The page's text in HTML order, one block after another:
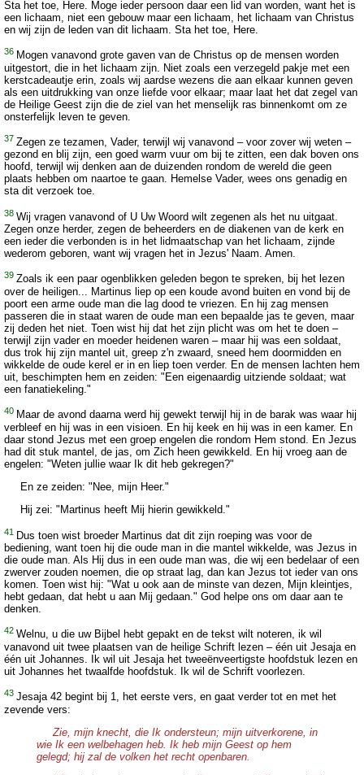
Sta het toe, Here. Moge ieder persoon daar een lid van worden, want het is
een lichaam, niet een gebouw maar een lichaam, het lichaam van Christus
en wij zijn de leden van dit lichaam. Sta het toe, Here.
36 Mogen vanavond grote gaven van de Christus op de mensen worden
uitgestort, die in het lichaam zijn. Niet zoals een verzegeld pakje met een
kerstcadeautje erin, zoals wij aardse wezens die aan elkaar kunnen geven
als een uitdrukking van onze liefde voor elkaar; maar laat het dat zegel van
de Heilige Geest zijn die de ziel van het menselijk ras binnenkomt om ze
onsterfelijk leven te geven.
37 Zegen ze tezamen, Vader, terwijl wij vanavond – voor zover wij weten –
gezond en blij zijn, een goed warm vuur om bij te zitten, een dak boven ons
hoofd, terwijl wij denken aan de duizenden rondom de wereld die geen
plaats hebben om naartoe te gaan. Hemelse Vader, wees ons genadig en
sta dit verzoek toe.
38 Wij vragen vanavond of U Uw Woord wilt zegenen als het nu uitgaat.
Zegen onze herder, zegen de beheerders en de diakenen van de kerk en
een ieder die verbonden is in het lidmaatschap van het lichaam, zijnde
wederom geboren, want wij vragen het in Jezus' Naam. Amen.
39 Zoals ik een paar ogenblikken geleden begon te spreken, bij het lezen
over de heiligen... Martinus liep op een koude avond buiten en vond bij de
poort een arme oude man die lag dood te vriezen. En hij zag mensen
passeren die in staat waren de oude man een bepaalde jas te geven, maar
zij deden het niet. Toen wist hij dat het zijn plicht was om het te doen –
terwijl zijn vader en moeder heidenen waren – maar hij was een soldaat,
dus trok hij zijn mantel uit, greep z'n zwaard, sneed hem doormidden en
wikkelde de oude kerel er in en liep toen verder. En de mensen lachten hem
uit, beschimpten hem en zeiden: "Een eigenaardig uitziende soldaat; wat
een fanatiekeling."
40 Maar de avond daarna werd hij gewekt terwijl hij in de barak was waar hij
verbleef en hij was in een visioen. En hij keek en hij was in een kamer. En
daar stond Jezus met een groep engelen die rondom Hem stond. En Jezus
had dit stuk mantel, de jas, om Zich heen gewikkeld. En hij vroeg aan de
engelen: "Weten jullie waar Ik dit heb gekregen?"
En ze zeiden: "Nee, mijn Heer."
Hij zei: "Martinus heeft Mij hierin gewikkeld."
41 Dus toen wist broeder Martinus dat dit zijn roeping was voor de
bediening, want toen hij die oude man in die mantel wikkelde, was Jezus in
die oude man. Als Hij dus in een oude man was, die wij een bedelaar of een
zwerver zouden noemen, die op straat lag, dan kan Jezus tot ieder van ons
komen. Toen wist hij: "Wat u ook aan de minste van dezen, Mijn kleintjes,
hebt gedaan, dat hebt u aan Mij gedaan." God helpe ons om daar aan te
denken.
42 Welnu, u die uw Bijbel hebt gepakt en de tekst wilt noteren, ik wil
vanavond uit twee plaatsen van de heilige Schrift lezen – één uit Jesaja en
één uit Johannes. Ik wil uit Jesaja het tweeënveertigste hoofdstuk lezen en
uit Johannes het twaalfde hoofdstuk. Ik wil de Schrift voorlezen.
43 Jesaja 42 begint bij 1, het eerste vers, en gaat verder tot en met het
zevende vers:
Zie, mijn knecht, die Ik ondersteun; mijn uitverkorene, in
wie Ik een welbehagen heb. Ik heb mijn Geest op hem
gelegd; hij zal de volken het recht openbaren.